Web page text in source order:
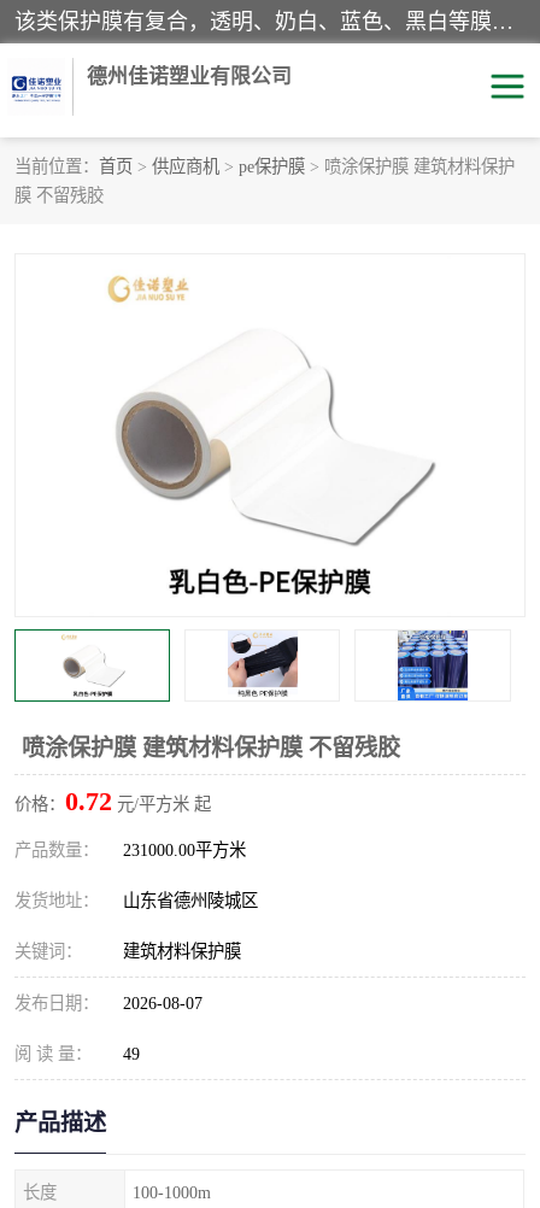
该类保护膜有复合，透明、奶白、蓝色、黑白等膜型。特高粘，高粘，中高粘，中粘，中低粘，低粘等。对于不同的粘力要求有相应的产品相适配。无胶渍残留污染。在较宽的收卷幅度下平整无皱纹，收卷长度大，利于机械化及自动化施工粘贴。为您的产品提供的表面保护解决方案。 产品广泛适用于：铝材、不锈钢、金属、塑料、电子、家电、家具、玻璃、化工材料、装饰材料等。
德州佳诺塑业有限公司
当前位置： 首页 > 供应商机 > pe保护膜 > 喷涂保护膜 建筑材料保护
膜 不留残胶
喷涂保护膜 建筑材料保护膜 不留残胶
价格： 0.72 元/平方米 起
产品数量： 231000.00平方米
发货地址： 山东省德州陵城区
关键词： 建筑材料保护膜
发布日期： 2026-08-07
阅 读 量： 49
产品描述
长度 100-1000m
pe保护膜
乳白保护膜
明蓝保护膜 纯黑保护膜
彩钢板保护膜
不绣钢板保护膜 两边上胶保护膜
不锈钢板保护膜 一次性隔离膜